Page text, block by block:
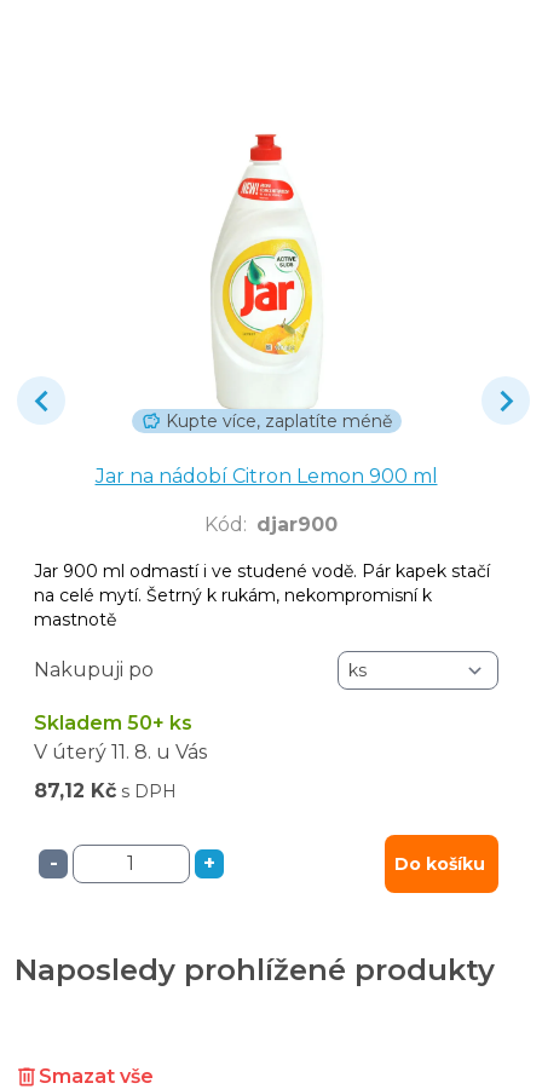
Kupte více, zaplatíte méně
Jar na nádobí Citron Lemon 900 ml
Kód : djar900
Jar 900 ml odmastí i ve studené vodě. Pár kapek stačí
na celé mytí. Šetrný k rukám, nekompromisní k
mastnotě
Nakupuji po
Skladem 50+ ks
V úterý 11. 8. u Vás
87,12 Kč s DPH
- + Do košíku
Naposledy prohlížené produkty
Smazat vše